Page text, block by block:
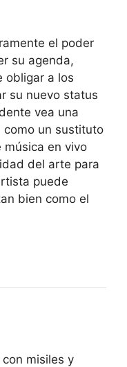
el poder
su agenda,
obligar a los
su nuevo status
vea una
un sustituto
música en vivo
del arte para
puede
bien como el
misiles y